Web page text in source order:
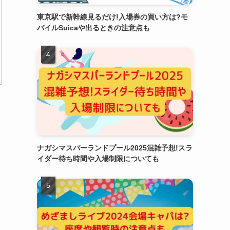
東京駅で新幹線見るだけ!入場券の買い方は?モ
バイルSuicaや出るときの注意点も
ナガシマスパーランドプール2025混雑予想!スラ
イダー待ち時間や入場制限についても